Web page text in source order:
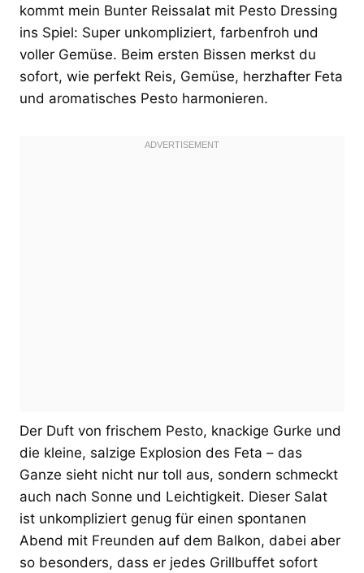
kommt mein Bunter Reissalat mit Pesto Dressing
ins Spiel: Super unkompliziert, farbenfroh und
voller Gemüse. Beim ersten Bissen merkst du
sofort, wie perfekt Reis, Gemüse, herzhafter Feta
und aromatisches Pesto harmonieren.
Der Duft von frischem Pesto, knackige Gurke und
die kleine, salzige Explosion des Feta – das
Ganze sieht nicht nur toll aus, sondern schmeckt
auch nach Sonne und Leichtigkeit. Dieser Salat
ist unkompliziert genug für einen spontanen
Abend mit Freunden auf dem Balkon, dabei aber
so besonders, dass er jedes Grillbuffet sofort